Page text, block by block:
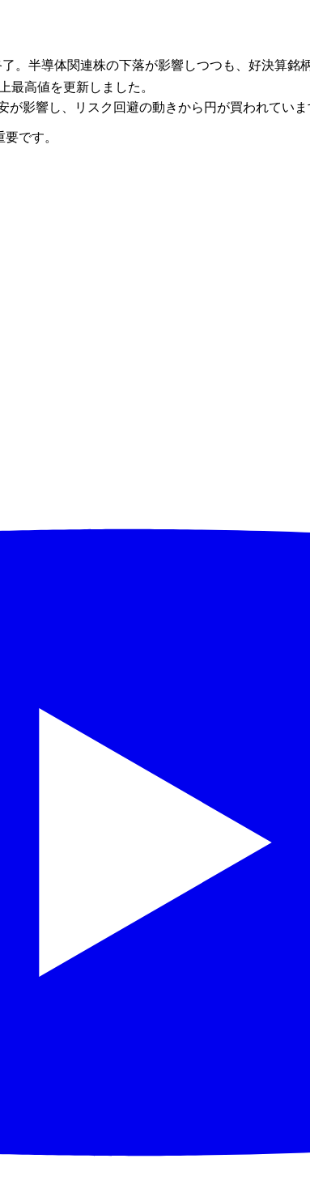
。半導体関連株の下落が影響しつつも、好決算銘
最高値を更新しました。
が影響し、リスク回避の動きから円が買われてい
です。